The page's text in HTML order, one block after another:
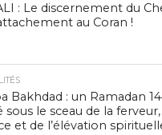
: Le discernement du
au Coran !
Bakhdad : un Ramadan
sous le sceau de la
et de l’élévation